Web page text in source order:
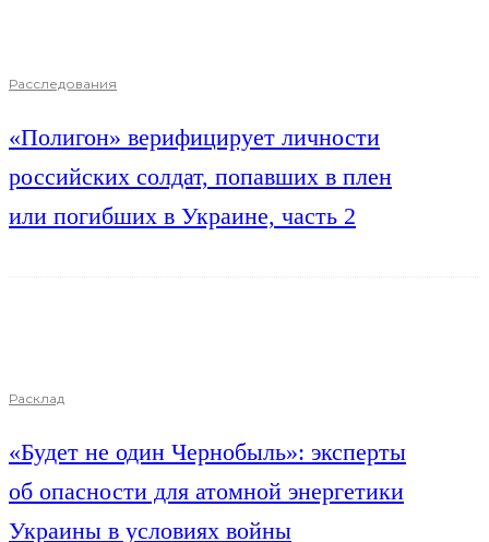
Расследования
«Полигон» верифицирует личности
российских солдат, попавших в плен
или погибших в Украине, часть 2
Расклад
«Будет не один Чернобыль»: эксперты
об опасности для атомной энергетики
Украины в условиях войны